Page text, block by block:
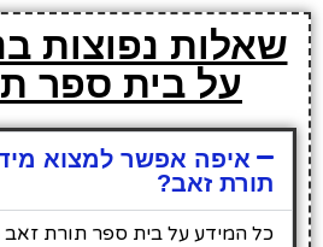
שאלות נפוצות
על בית ספר
איפה אפשר למצוא
תורת זאב?
כל המידע על בית ספר תורת זאב